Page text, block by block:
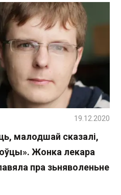
малодшай сказалі,
Жонка лекара
пра зьняволеньне
19.12.2020